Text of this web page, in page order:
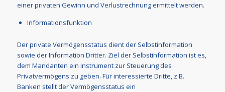
einer privaten Gewinn und Verlustrechnung ermittelt werden.
Informationsfunktion
Der private Vermögensstatus dient der Selbstinformation
sowie der Information Dritter. Ziel der Selbstinformation ist es,
dem Mandanten ein Instrument zur Steuerung des
Privatvermögens zu geben. Für interessierte Dritte, z.B.
Banken stellt der Vermögensstatus ein